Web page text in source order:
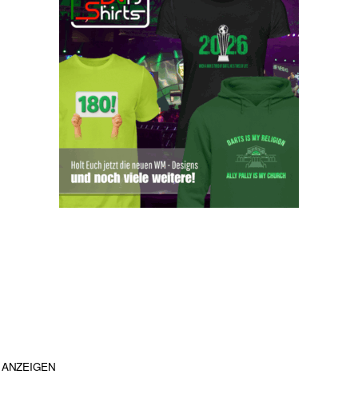
ANZEIGEN